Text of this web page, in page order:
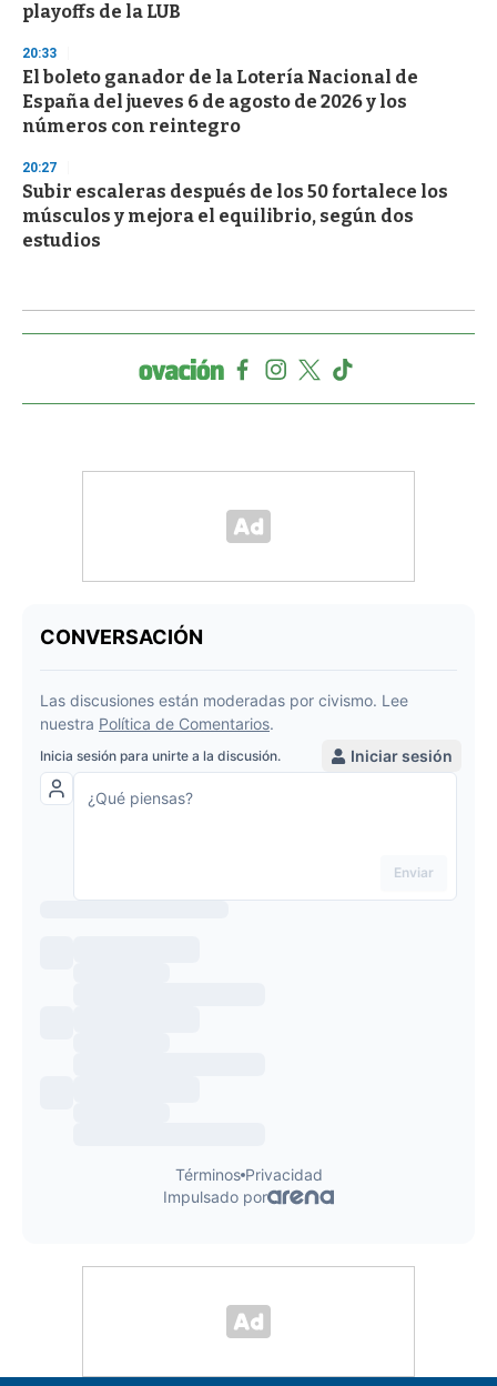
playoffs de la LUB
20:33
El boleto ganador de la Lotería Nacional de
España del jueves 6 de agosto de 2026 y los
números con reintegro
20:27
Subir escaleras después de los 50 fortalece los
músculos y mejora el equilibrio, según dos
estudios